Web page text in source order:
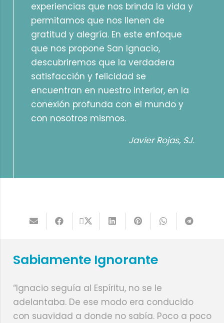
experiencias que nos brinda la vida y
permitamos que nos llenen de
gratitud y alegría. En este enfoque
que nos propone San Ignacio,
descubriremos que la verdadera
satisfacción y felicidad se
encuentran en nuestro interior, en la
conexión profunda con el mundo y
con nosotros mismos.
Javier Rojas, SJ.
Sabiamente Ignorante
“Ignacio seguía al Espíritu, no se le
adelantaba. De ese modo era conducido
con suavidad a donde no sabía. Poco a poco